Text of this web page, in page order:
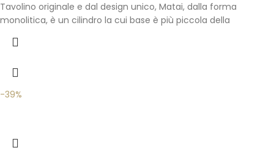
Tavolino originale e dal design unico, Matai, dalla forma
monolitica, è un cilindro la cui base è più piccola della
-39%